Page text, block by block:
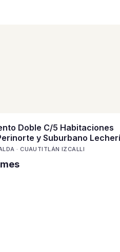
Doble C/5 Habitaciones
y Suburbano
· CUAUTITLÁN IZCALLI